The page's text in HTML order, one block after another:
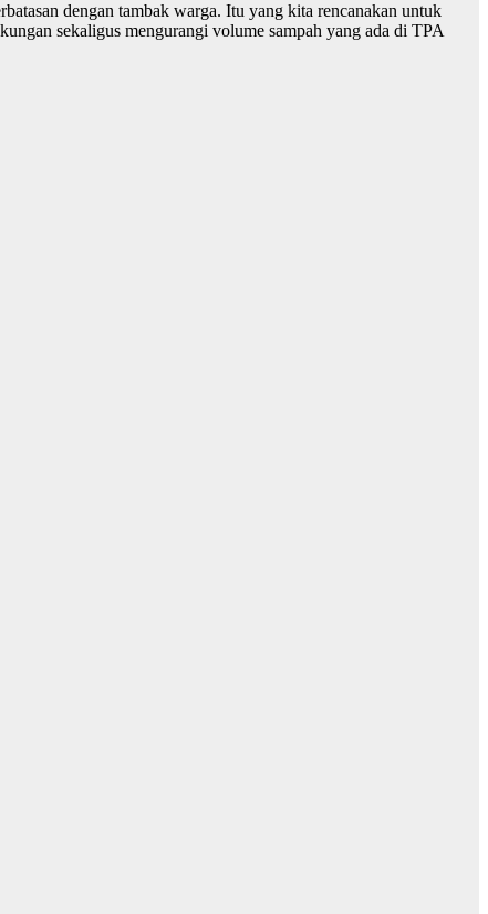
dengan tambak warga. Itu yang kita rencanakan untuk
sekaligus mengurangi volume sampah yang ada di TPA